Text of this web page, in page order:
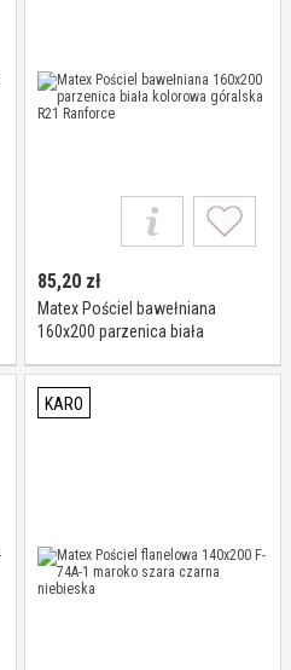
85,20 zł
Matex Pościel bawełniana
160x200 parzenica biała
KARO